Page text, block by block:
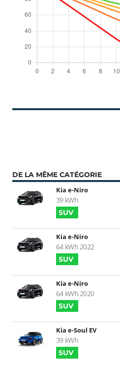
DE LA MÊME CATÉGORIE
Kia e-Niro
39 kWh
SUV
Kia e-Niro
64 kWh 2022
SUV
Kia e-Niro
64 kWh 2020
SUV
Kia e-Soul EV
39 kWh
SUV